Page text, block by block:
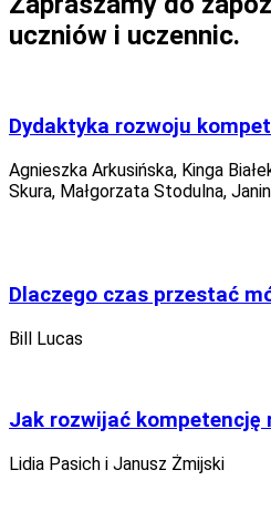
uczniów i uczennic.
Dydaktyka rozwoju
Agnieszka Arkusińska, Kinga
Skura, Małgorzata Stodulna,
Dlaczego czas przestać
Bill Lucas
Jak rozwijać kompetencję
Lidia Pasich i Janusz Żmijski